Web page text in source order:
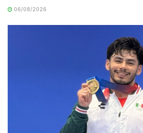
06/08/2026